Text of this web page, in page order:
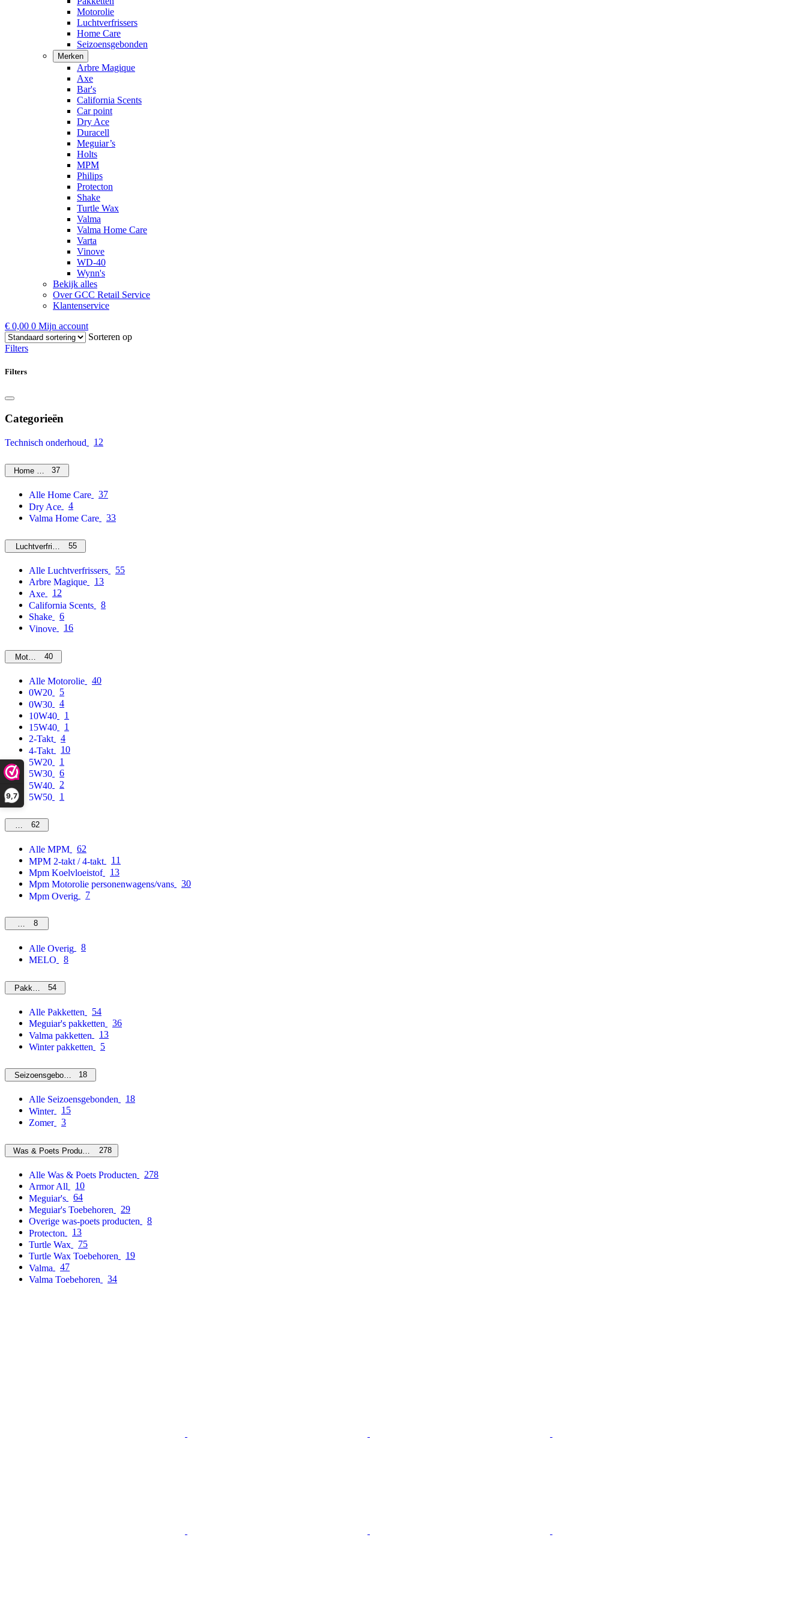
9,7
Motorolie
Luchtverfrissers
Home Care
Seizoensgebonden
Merken
Arbre Magique
Axe
Bar's
California Scents
Car point
Dry Ace
Duracell
Meguiar’s
Holts
MPM
Philips
Protecton
Shake
Turtle Wax
Valma
Valma Home Care
Varta
Vinove
WD-40
Wynn's
Bekijk alles
Over GCC Retail Service
Klantenservice
€ 0,00 0 Mijn account
Sorteren op
Filters
Filters
Categorieën
Technisch onderhoud 12
Home Care37
Alle Home Care
37
Dry Ace
4
Valma Home Care
33
Luchtverfrissers55
Alle Luchtverfrissers
55
Arbre Magique
13
Axe
12
California Scents
8
Shake
6
Vinove
16
Motorolie40
Alle Motorolie
40
0W20
5
0W30
4
10W40
1
15W40
1
2-Takt
4
4-Takt
10
5W20
1
5W30
6
5W40
2
5W50
1
MPM62
Alle MPM
62
MPM 2-takt / 4-takt
11
Mpm Koelvloeistof
13
Mpm Motorolie personenwagens/vans
30
Mpm Overig
7
Overig
8
Alle Overig
8
MELO
8
Pakketten54
Alle Pakketten
54
Meguiar's pakketten
36
Valma pakketten
13
Winter pakketten
5
Seizoensgebonden18
Alle Seizoensgebonden
18
Winter
15
Zomer
3
Was & Poets Producten 278
Alle Was & Poets Producten
278
Armor All
10
Meguiar's
64
Meguiar's Toebehoren
29
Overige was-poets producten
8
Protecton
13
Turtle Wax
75
Turtle Wax Toebehoren
19
Valma
47
Valma Toebehoren
34